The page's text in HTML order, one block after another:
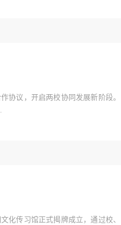
协议，开启两校协同发展新阶段。
化传习馆正式揭牌成立，通过校、